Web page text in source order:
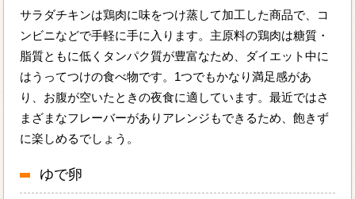
サラダチキンは鶏肉に味をつけ蒸して加工した商品で、コ
ンビニなどで手軽に手に入ります。主原料の鶏肉は糖質・
脂質ともに低くタンパク質が豊富なため、ダイエット中に
はうってつけの食べ物です。1つでもかなり満足感があ
り、お腹が空いたときの夜食に適しています。最近ではさ
まざまなフレーバーがありアレンジもできるため、飽きず
に楽しめるでしょう。
ゆで卵